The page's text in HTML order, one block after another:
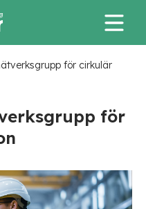
för cirkulär
för